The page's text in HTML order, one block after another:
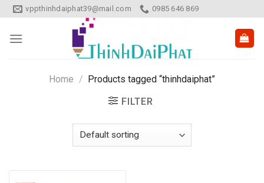
Skip
to
content
vppthinhdaiphat39@mail.com 0985 646 869
Home / Products tagged “thinhdaiphat”
FILTER